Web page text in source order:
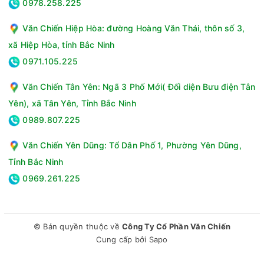
0978.258.225
Văn Chiến Hiệp Hòa: đường Hoàng Văn Thái, thôn số 3,
xã Hiệp Hòa, tỉnh Bắc Ninh
0971.105.225
Văn Chiến Tân Yên: Ngã 3 Phố Mới( Đối diện Bưu điện Tân
Yên), xã Tân Yên, Tỉnh Bắc Ninh
0989.807.225
Văn Chiến Yên Dũng: Tổ Dân Phố 1, Phường Yên Dũng,
Tỉnh Bắc Ninh
0969.261.225
© Bản quyền thuộc về Công Ty Cổ Phần Văn Chiến
Cung cấp bởi Sapo